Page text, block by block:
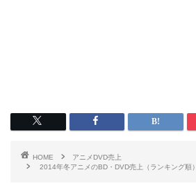
HOME
アニメDVD売上
2014年冬アニメのBD・DVD売上（ランキング順）